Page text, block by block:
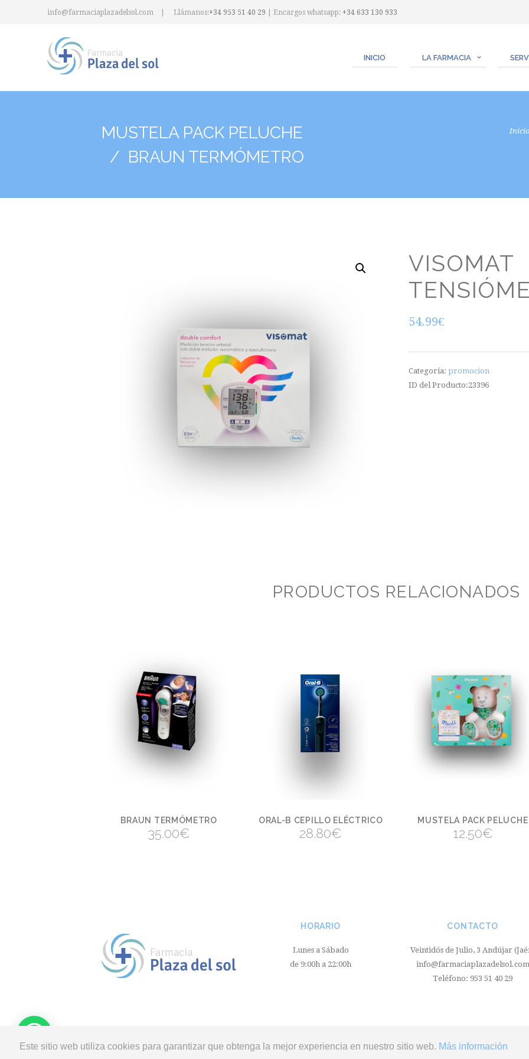
Este sitio web utiliza cookies para garantizar que obtenga la mejor experiencia en nuestro sitio web. Más información
info@farmaciaplazadelsol.com Llámanos:+34 953 51 40 29 | Encargos whatsapp: +34 633 130 933
INICIO LA FARMACIA
MUSTELA PACK PELUCHE
BRAUN TERMÓMETRO
Inicio
VISOMAT
54.99€
Categoría: promocion
ID del Producto:23396
PRODUCTOS RELACIONADOS
VER
BRAUN TERMÓMETRO
35.00€
VER
ORAL-B CEPILLO ELÉCTRICO
28.80€
VER
MUSTELA PACK PELUCHE
12.50€
HORARIO
Lunes a Sábado
de 9:00h a 22:00h
CONTACTO
Veintidós de Julio, 3 Andújar
info@farmaciaplazadelsol.com
Teléfono: 953 51 40 29